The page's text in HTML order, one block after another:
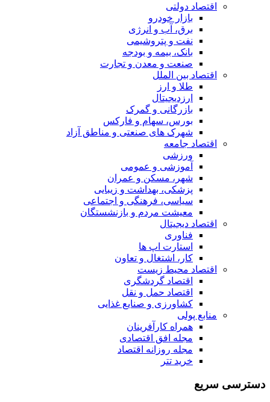
اقتصاد دولتی
بازار خودرو
برق، آب و انرژی
نفت و پتروشیمی
بانک، بیمه و بودجه
صنعت و معدن و تجارت
اقتصاد بین الملل
طلا و ارز
ارزدیجیتال
بازرگانی و گمرک
بورس، سهام و فارکس
شهرک های صنعتی و مناطق آزاد
اقتصاد جامعه
ورزشی
آموزشی و عمومی
شهر، مسکن و عمران
پزشکی، بهداشت و زیبایی
سیاسی، فرهنگی و اجتماعی
معیشت مردم و بازنشستگان
اقتصاد دیجیتال
فناوری
استارت اپ ها
کار، اشتغال و تعاون
اقتصاد محیط زیست
اقتصاد گردشگری
اقتصاد حمل و نقل
کشاورزی و صنایع غذایی
منابع پولی
همراه کارآفرینان
مجله افق اقتصادی
مجله روزانه اقتصاد
خرید تتر
دسترسی سریع